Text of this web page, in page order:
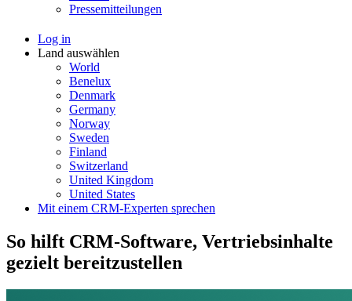
Pressemitteilungen
Log in
Land auswählen
World
Benelux
Denmark
Germany
Norway
Sweden
Finland
Switzerland
United Kingdom
United States
Mit einem CRM-Experten sprechen
So hilft CRM-Software, Vertriebsinhalte
gezielt bereitzustellen